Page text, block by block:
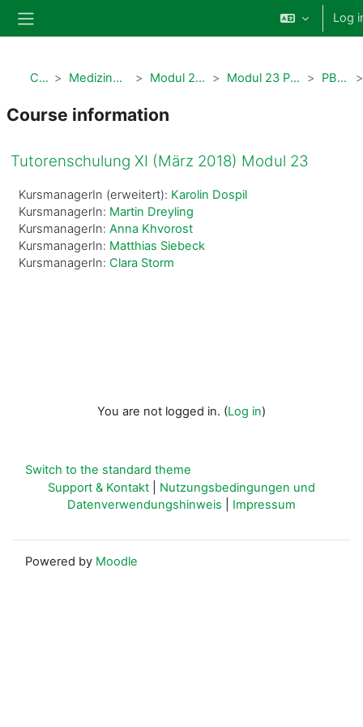
Side panel
Log
Courses Medizindidaktische Qualifizierung Modul 23 PbL-Tutorenschulung Modul 23 PbL-Tutorenschulung - Archiv PBL_M23_032018
Course information
Tutorenschulung XI (März 2018) Modul 23
KursmanagerIn (erweitert): Karolin Dospil
KursmanagerIn: Martin Dreyling
KursmanagerIn: Anna Khvorost
KursmanagerIn: Matthias Siebeck
KursmanagerIn: Clara Storm
You are not logged in. (Log in)
Switch to the standard theme
Support & Kontakt
Nutzungsbedingungen und
Datenverwendungshinweis
Impressum
Powered by Moodle